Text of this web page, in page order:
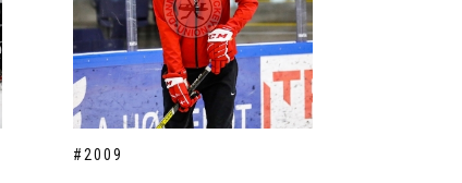
#2009